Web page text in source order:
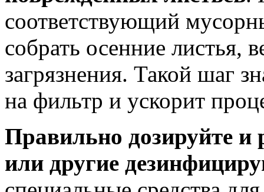
соответствующий
собрать осенние листья,
загрязнения. Такой шаг
на фильтр и ускорит
Правильно дозируйте и
или другие